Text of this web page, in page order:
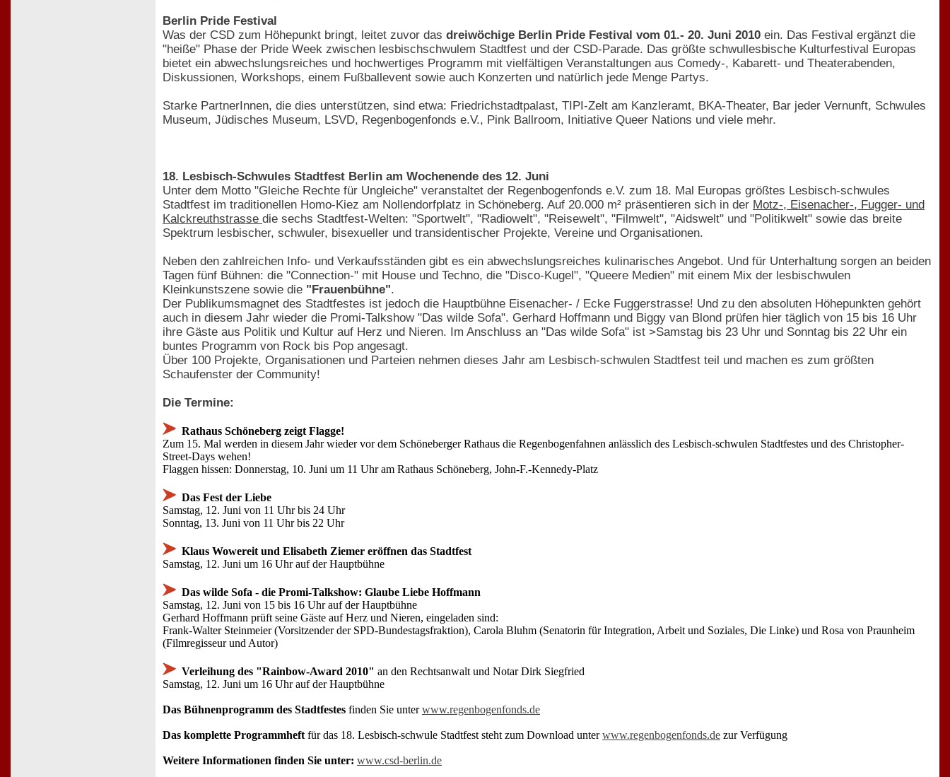
Berlin Pride Festival
Was der CSD zum Höhepunkt bringt, leitet zuvor das dreiwöchige Berlin Pride Festival vom 01.- 20. Juni 2010 ein. Das Festival ergänzt die
"heiße" Phase der Pride Week zwischen lesbischschwulem Stadtfest und der CSD-Parade. Das größte schwullesbische Kulturfestival Europas
bietet ein abwechslungsreiches und hochwertiges Programm mit vielfältigen Veranstaltungen aus Comedy-, Kabarett- und Theaterabenden,
Diskussionen, Workshops, einem Fußballevent sowie auch Konzerten und natürlich jede Menge Partys.
Starke PartnerInnen, die dies unterstützen, sind etwa: Friedrichstadtpalast, TIPI-Zelt am Kanzleramt, BKA-Theater, Bar jeder Vernunft, Schwules
Museum, Jüdisches Museum, LSVD, Regenbogenfonds e.V., Pink Ballroom, Initiative Queer Nations und viele mehr.
18. Lesbisch-Schwules Stadtfest Berlin am Wochenende des 12. Juni
Unter dem Motto "Gleiche Rechte für Ungleiche" veranstaltet der Regenbogenfonds e.V. zum 18. Mal Europas größtes Lesbisch-schwules
Stadtfest im traditionellen Homo-Kiez am Nollendorfplatz in Schöneberg. Auf 20.000 m² präsentieren sich in der Motz-, Eisenacher-, Fugger- und
Kalckreuthstrasse die sechs Stadtfest-Welten: "Sportwelt", "Radiowelt", "Reisewelt", "Filmwelt", "Aidswelt" und "Politikwelt" sowie das breite
Spektrum lesbischer, schwuler, bisexueller und transidentischer Projekte, Vereine und Organisationen.
Neben den zahlreichen Info- und Verkaufsständen gibt es ein abwechslungsreiches kulinarisches Angebot. Und für Unterhaltung sorgen an beiden
Tagen fünf Bühnen: die "Connection-" mit House und Techno, die "Disco-Kugel", "Queere Medien" mit einem Mix der lesbischwulen
Kleinkunstszene sowie die "Frauenbühne".
Der Publikumsmagnet des Stadtfestes ist jedoch die Hauptbühne Eisenacher- / Ecke Fuggerstrasse! Und zu den absoluten Höhepunkten gehört
auch in diesem Jahr wieder die Promi-Talkshow "Das wilde Sofa". Gerhard Hoffmann und Biggy van Blond prüfen hier täglich von 15 bis 16 Uhr
ihre Gäste aus Politik und Kultur auf Herz und Nieren. Im Anschluss an "Das wilde Sofa" ist >Samstag bis 23 Uhr und Sonntag bis 22 Uhr ein
buntes Programm von Rock bis Pop angesagt.
Über 100 Projekte, Organisationen und Parteien nehmen dieses Jahr am Lesbisch-schwulen Stadtfest teil und machen es zum größten
Schaufenster der Community!
Die Termine:
Rathaus Schöneberg zeigt Flagge!
Zum 15. Mal werden in diesem Jahr wieder vor dem Schöneberger Rathaus die Regenbogenfahnen anlässlich des Lesbisch-schwulen Stadtfestes und des Christopher-
Street-Days wehen!
Flaggen hissen: Donnerstag, 10. Juni um 11 Uhr am Rathaus Schöneberg, John-F.-Kennedy-Platz
Das Fest der Liebe
Samstag, 12. Juni von 11 Uhr bis 24 Uhr
Sonntag, 13. Juni von 11 Uhr bis 22 Uhr
Klaus Wowereit und Elisabeth Ziemer eröffnen das Stadtfest
Samstag, 12. Juni um 16 Uhr auf der Hauptbühne
Das wilde Sofa - die Promi-Talkshow: Glaube Liebe Hoffmann
Samstag, 12. Juni von 15 bis 16 Uhr auf der Hauptbühne
Gerhard Hoffmann prüft seine Gäste auf Herz und Nieren, eingeladen sind:
Frank-Walter Steinmeier (Vorsitzender der SPD-Bundestagsfraktion), Carola Bluhm (Senatorin für Integration, Arbeit und Soziales, Die Linke) und Rosa von Praunheim
(Filmregisseur und Autor)
Verleihung des "Rainbow-Award 2010" an den Rechtsanwalt und Notar Dirk Siegfried
Samstag, 12. Juni um 16 Uhr auf der Hauptbühne
Das Bühnenprogramm des Stadtfestes finden Sie unterwww.regenbogenfonds.de
Das komplette Programmheft für das 18. Lesbisch-schwule Stadtfest steht zum Download unterwww.regenbogenfonds.de zur Verfügung
Weitere Informationen finden Sie unter: www.csd-berlin.de